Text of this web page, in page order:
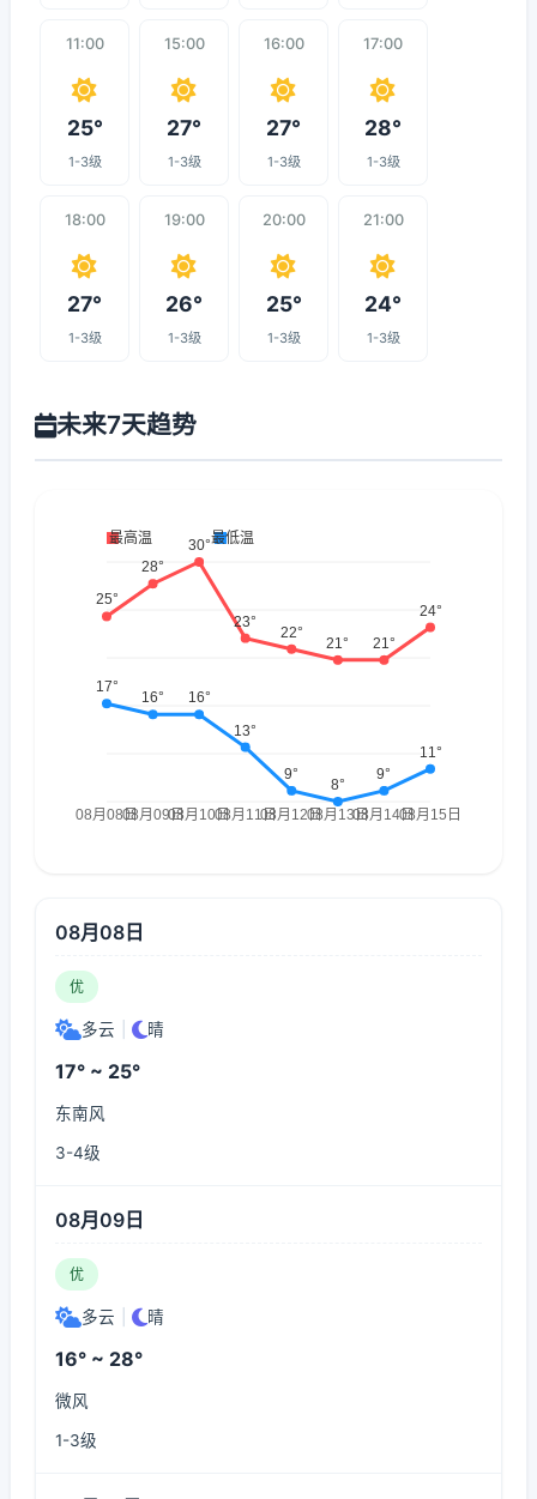
11:00
25°
1-3级
15:00
27°
1-3级
16:00
27°
1-3级
17:00
28°
1-3级
18:00
27°
1-3级
19:00
26°
1-3级
20:00
25°
1-3级
21:00
24°
1-3级
未来7天趋势
08月08日
优
多云 晴
17° ~ 25°
东南风
3-4级
08月09日
优
多云 晴
16° ~ 28°
微风
1-3级